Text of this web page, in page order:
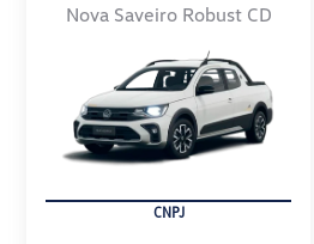
Nova Saveiro Robust CD
FROTISTA